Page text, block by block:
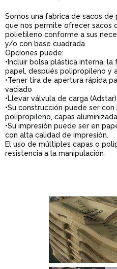
Somos una fabrica de sacos
que nos permite ofrecer sacos
polietileno conforme a sus
y/o con base cuadrada
Opciones puede:
•Incluir bolsa plástica interna,
papel, después polipropileno y
•Tener tira de apertura rápida
vaciado
•Llevar válvula de carga
•Su construcción puede ser
polipropileno, capas
•Su impresión puede ser en
con alta calidad de impresión.
El uso de múltiples capas o
resistencia a la manipulación